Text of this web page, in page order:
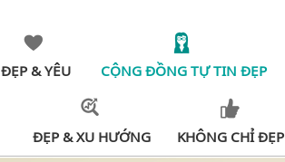
ĐẸP & YÊU CỘNG ĐỒNG TỰ TIN ĐẸP
ĐẸP & XU HƯỚNG KHÔNG CHỈ ĐẸP